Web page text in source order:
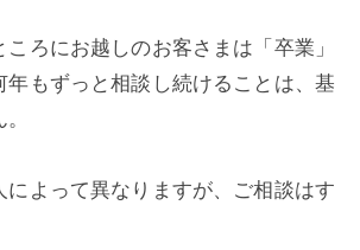
ろにお越しのお客さまは「卒業」
年もずっと相談し続けることは、基
によって異なりますが、ご相談はす